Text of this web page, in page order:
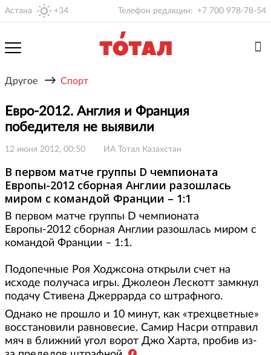
Астана +34 Телефон редакции: +7 700 978-78-54
Другое → Спорт
Евро-2012. Англия и Франция
победителя не выявили
12 июня 2012, 00:50 ИА Тотал Казахстан
В первом матче группы D чемпионата
Европы-2012 сборная Англии разошлась
миром с командой Франции – 1:1
В первом матче группы D чемпионата
Европы-2012 сборная Англии разошлась миром с
командой Франции – 1:1.
Подопечные Роя Ходжсона открыли счет на
исходе получаса игры. Джолеон Лескотт замкнул
подачу Стивена Джеррарда со штрафного.
Однако не прошло и 10 минут, как «трехцветные»
восстановили равновесие. Самир Насри отправил
мяч в ближний угол ворот Джо Харта, пробив из-